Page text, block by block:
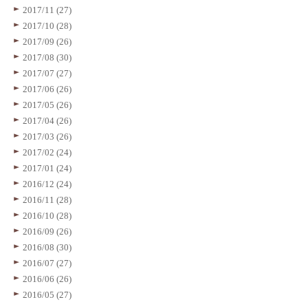
2017/11 (27)
2017/10 (28)
2017/09 (26)
2017/08 (30)
2017/07 (27)
2017/06 (26)
2017/05 (26)
2017/04 (26)
2017/03 (26)
2017/02 (24)
2017/01 (24)
2016/12 (24)
2016/11 (28)
2016/10 (28)
2016/09 (26)
2016/08 (30)
2016/07 (27)
2016/06 (26)
2016/05 (27)